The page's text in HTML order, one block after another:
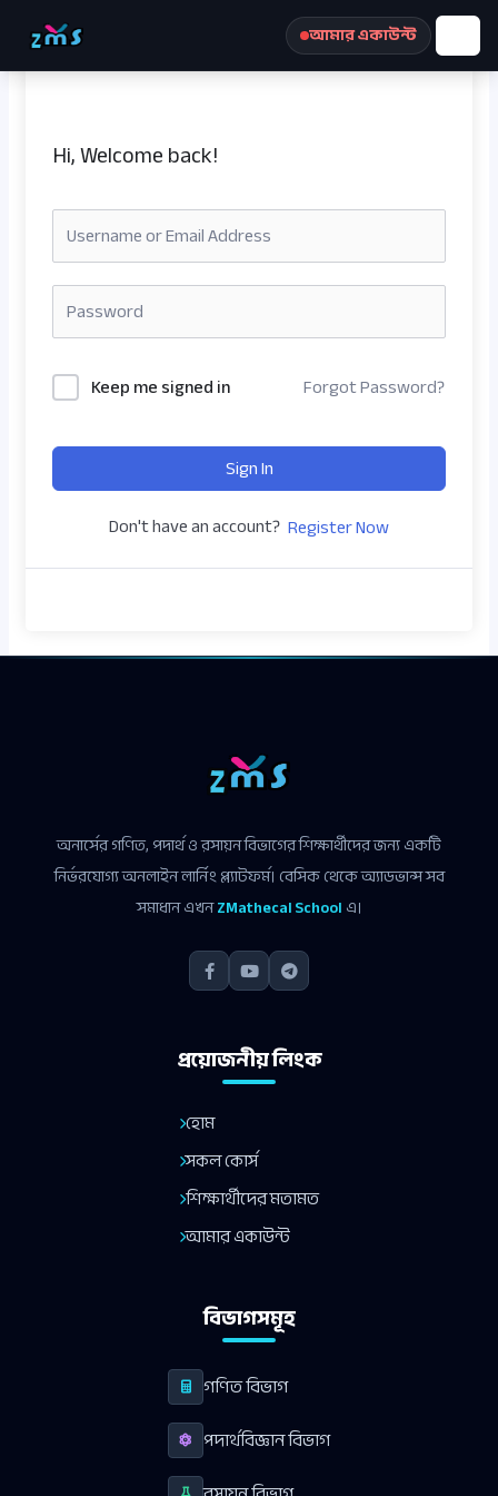
আমার একাউন্ট
Hi, Welcome back!
Keep me signed in Forgot Password?
Sign In
Don't have an account? Register Now
অনার্সের গণিত, পদার্থ ও রসায়ন বিভাগের শিক্ষার্থীদের জন্য একটি
নির্ভরযোগ্য অনলাইন লার্নিং প্ল্যাটফর্ম। বেসিক থেকে অ্যাডভান্স সব
সমাধান এখনZMathecal Schoolএ।
প্রয়োজনীয় লিংক
হোম
সকল কোর্স
শিক্ষার্থীদের মতামত
আমার একাউন্ট
বিভাগসমূহ
গণিত বিভাগ
পদার্থবিজ্ঞান বিভাগ